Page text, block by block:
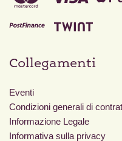
Collegamenti
Eventi
Condizioni generali di
Informazione Legale
Informativa sulla privacy